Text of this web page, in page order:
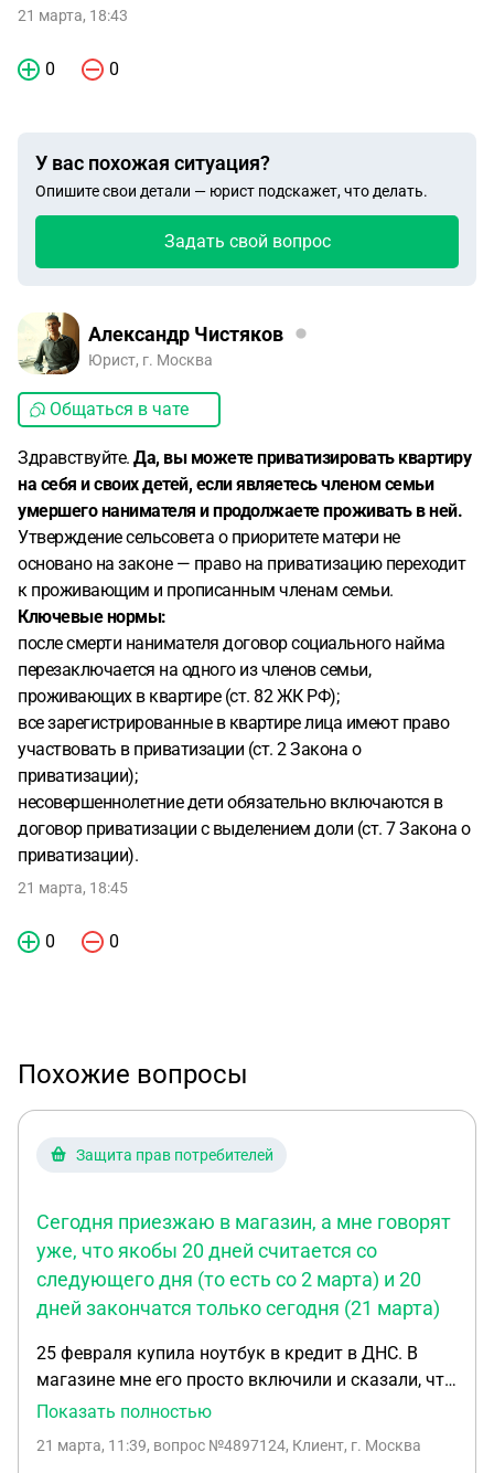
21 марта, 18:43
0 0
У вас похожая ситуация?
Опишите свои детали — юрист подскажет, что делать.
Задать свой вопрос
Александр Чистяков
Юрист, г. Москва
Общаться в чате
Здравствуйте. Да, вы можете приватизировать квартиру
на себя и своих детей, если являетесь членом семьи
умершего нанимателя и продолжаете проживать в ней.
Утверждение сельсовета о приоритете матери не
основано на законе — право на приватизацию переходит
к проживающим и прописанным членам семьи.
Ключевые нормы:
после смерти нанимателя договор социального найма
перезаключается на одного из членов семьи,
проживающих в квартире (ст. 82 ЖК РФ);
все зарегистрированные в квартире лица имеют право
участвовать в приватизации (ст. 2 Закона о
приватизации);
несовершеннолетние дети обязательно включаются в
договор приватизации с выделением доли (ст. 7 Закона о
приватизации).
21 марта, 18:45
0 0
Похожие вопросы
Защита прав потребителей
Сегодня приезжаю в магазин, а мне говорят
уже, что якобы 20 дней считается со
следующего дня (то есть со 2 марта) и 20
дней закончатся только сегодня (21 марта)
25 февраля купила ноутбук в кредит в ДНС. В
магазине мне его просто включили и сказали, что
все дальнейшие проверки дома. По приезде
матрица экрана. Через 5 дней (1 марта) повезла
Показать полностью
21 марта, 11:39, вопрос №4897124, Клиент, г. Москва